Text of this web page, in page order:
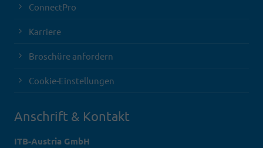
ConnectPro
Karriere
Broschüre anfordern
Cookie-Einstellungen
Anschrift & Kontakt
ITB-Austria GmbH